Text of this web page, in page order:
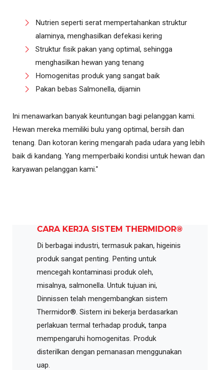
Nutrien seperti serat mempertahankan struktur
alaminya, menghasilkan defekasi kering
Struktur fisik pakan yang optimal, sehingga
menghasilkan hewan yang tenang
Homogenitas produk yang sangat baik
Pakan bebas Salmonella, dijamin
Ini menawarkan banyak keuntungan bagi pelanggan kami.
Hewan mereka memiliki bulu yang optimal, bersih dan
tenang. Dan kotoran kering mengarah pada udara yang lebih
baik di kandang. Yang memperbaiki kondisi untuk hewan dan
karyawan pelanggan kami."
CARA KERJA SISTEM THERMIDOR®
Di berbagai industri, termasuk pakan, higeinis
produk sangat penting. Penting untuk
mencegah kontaminasi produk oleh,
misalnya, salmonella. Untuk tujuan ini,
Dinnissen telah mengembangkan sistem
Thermidor®. Sistem ini bekerja berdasarkan
perlakuan termal terhadap produk, tanpa
mempengaruhi homogenitas. Produk
disterilkan dengan pemanasan menggunakan
uap.